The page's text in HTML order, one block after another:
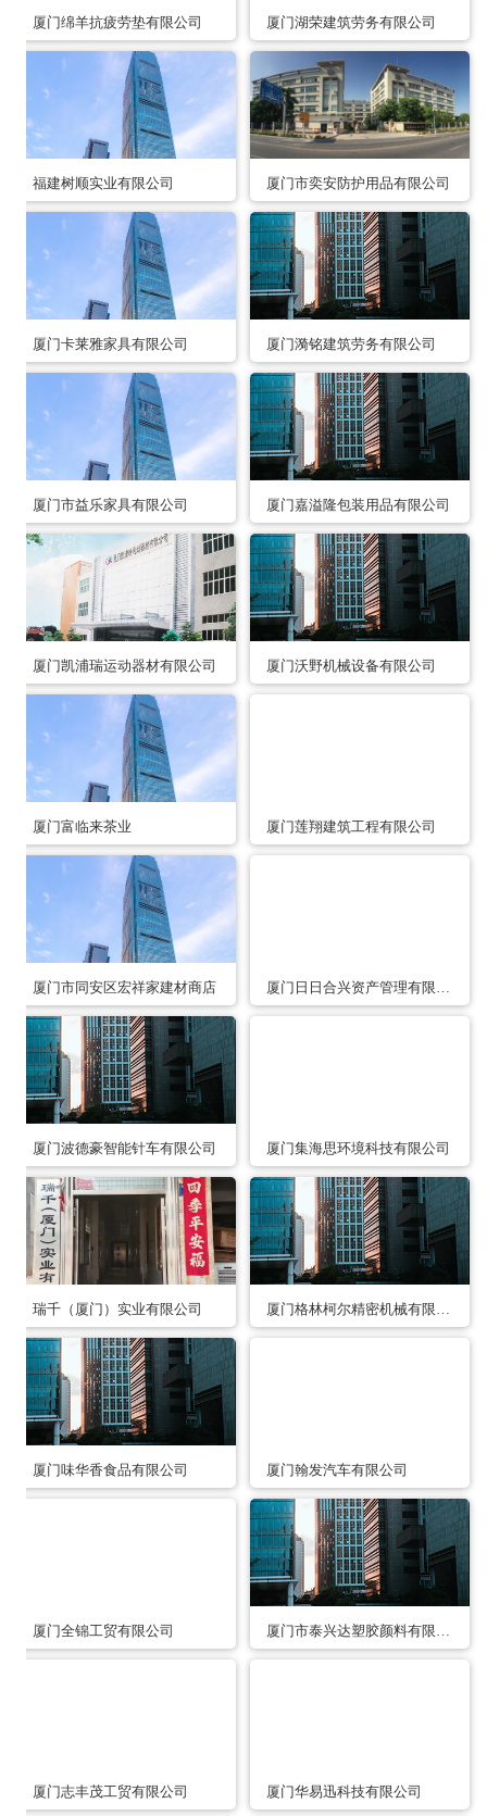
厦门绵羊抗疲劳垫有限公司 厦门湖荣建筑劳务有限公司
福建树顺实业有限公司 厦门市奕安防护用品有限公司
厦门卡莱雅家具有限公司 厦门漪铭建筑劳务有限公司
厦门市益乐家具有限公司 厦门嘉溢隆包装用品有限公司
厦门凯浦瑞运动器材有限公司 厦门沃野机械设备有限公司
厦门富临来茶业 厦门莲翔建筑工程有限公司
厦门市同安区宏祥家建材商店
厦门波德豪智能针车有限公司 厦门集海思环境科技有限公司
瑞千（厦门）实业有限公司
厦门味华香食品有限公司 厦门翰发汽车有限公司
厦门全锦工贸有限公司
厦门志丰茂工贸有限公司 厦门华易迅科技有限公司